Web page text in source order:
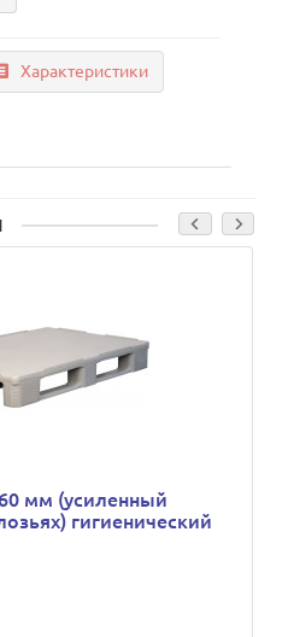
Характеристики
мм (усиленный
гигиенический